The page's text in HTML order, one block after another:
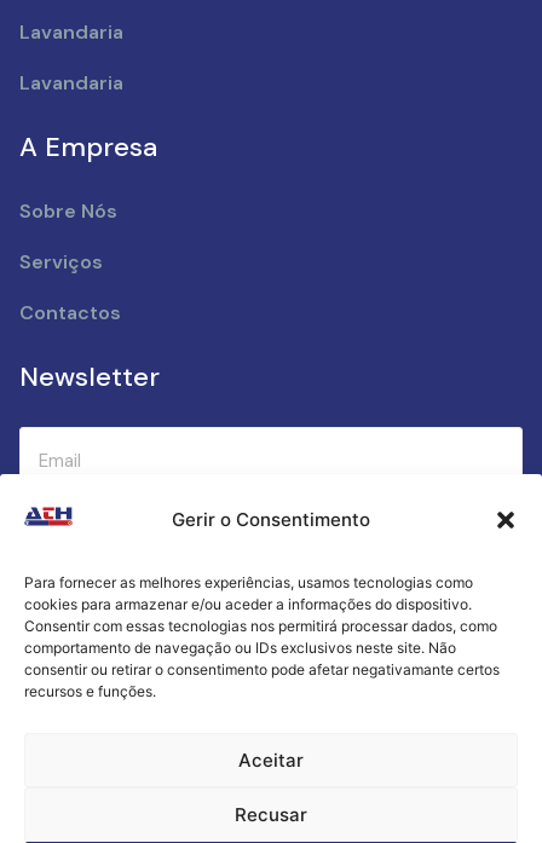
Gerir o Consentimento
Para fornecer as melhores experiências, usamos tecnologias como
cookies para armazenar e/ou aceder a informações do dispositivo.
Consentir com essas tecnologias nos permitirá processar dados, como
comportamento de navegação ou IDs exclusivos neste site. Não
consentir ou retirar o consentimento pode afetar negativamante certos
recursos e funções.
Aceitar
Recusar
Lavandaria
Lavandaria
A Empresa
Sobre Nós
Serviços
Contactos
Newsletter
Submeter
Criamos a cozinha perfeita para o seu sucesso
gastronómico!
Livro de Reclamações